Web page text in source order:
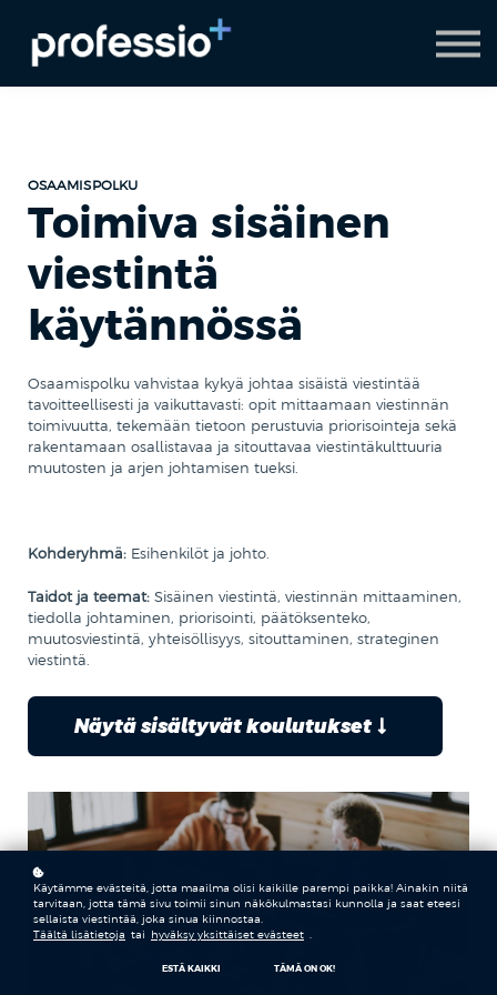
AI Coach
Pyydä demo
Hanki Professio+
OSAAMISPOLKU
Toimiva sisäinen
viestintä
käytännössä
Osaamispolku vahvistaa kykyä johtaa sisäistä viestintää
tavoitteellisesti ja vaikuttavasti: opit mittaamaan viestinnän
toimivuutta, tekemään tietoon perustuvia priorisointeja sekä
rakentamaan osallistavaa ja sitouttavaa viestintäkulttuuria
muutosten ja arjen johtamisen tueksi.
Kohderyhmä: Esihenkilöt ja johto.
Taidot ja teemat: Sisäinen viestintä, viestinnän mittaaminen,
tiedolla johtaminen, priorisointi, päätöksenteko,
muutosviestintä, yhteisöllisyys, sitouttaminen, strateginen
viestintä.
Näytä sisältyvät koulutukset
Käytämme evästeitä, jotta maailma olisi kaikille parempi paikka! Ainakin niitä
tarvitaan, jotta tämä sivu toimii sinun näkökulmastasi kunnolla ja saat eteesi
sellaista viestintää, joka sinua kiinnostaa.
Täältä lisätietoja tai hyväksy yksittäiset evästeet
ESTÄ KAIKKI TÄMÄ ON OK!